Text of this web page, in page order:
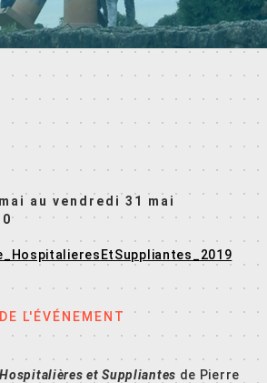
au vendredi 31 mai
L'ÉVÉNEMENT
Hospitalières et Suppliantes de Pierre